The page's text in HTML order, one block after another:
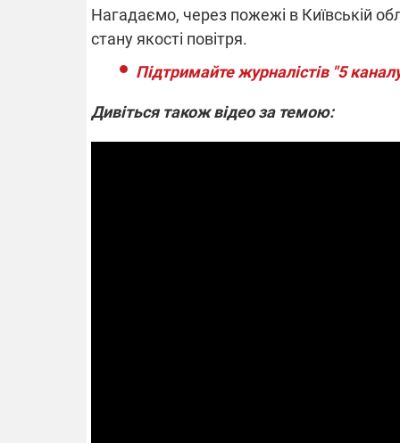
Нагадаємо, через пожежі в Київській
стану якості повітря.
Підтримайте журналістів "5
Дивіться також відео за темою: